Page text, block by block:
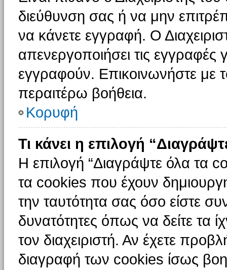
διεύθυνση σας ή να μην
να κάνετε εγγραφή. Ο
απενεργοποιήσει τις εγγραφές
εγγραφούν. Επικοινωνήστε με
περαιτέρω βοήθεια.
Κορυφή
Τι κάνει η επιλογή
Η επιλογή “Διαγράψτε όλα τα
τα cookies που έχουν
την ταυτότητα σας όσο είστε
δυνατότητες όπως να δείτε τα
τον διαχειριστή. Αν έχετε
διαγραφή των cookies ίσως